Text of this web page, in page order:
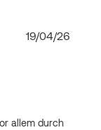
allem durch
19/04/26